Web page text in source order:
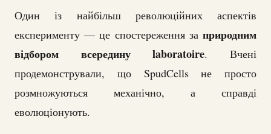
Один із найбільш революційних аспектів
експерименту — це спостереження за природним
відбором всередину laboratoire. Вчені
продемонстрували, що SpudCells не просто
розмножуються механічно, а справді
еволюціонують.